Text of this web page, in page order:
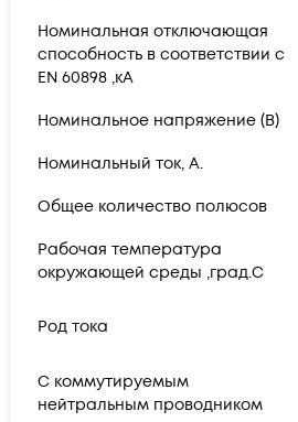
Номинальная отключающая
способность в соответствии с
EN 60898 ,кА
Номинальное напряжение (В)
Номинальный ток, А.
Общее количество полюсов
Рабочая температура
окружающей среды ,град.C
Род тока
С коммутируемым
нейтральным проводником